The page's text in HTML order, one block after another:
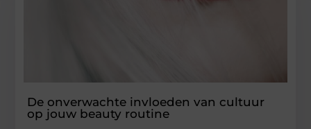
De onverwachte invloeden van cultuur
op jouw beauty routine